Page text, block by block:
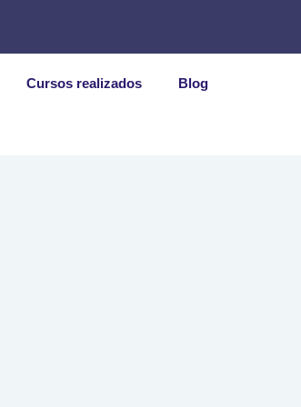
Cursos realizados Blog